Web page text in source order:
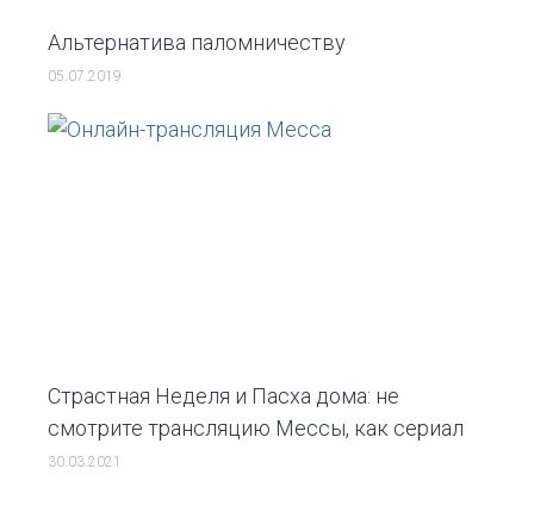
Альтернатива паломничеству
05.07.2019
Страстная Неделя и Пасха дома: не
смотрите трансляцию Мессы, как сериал
30.03.2021